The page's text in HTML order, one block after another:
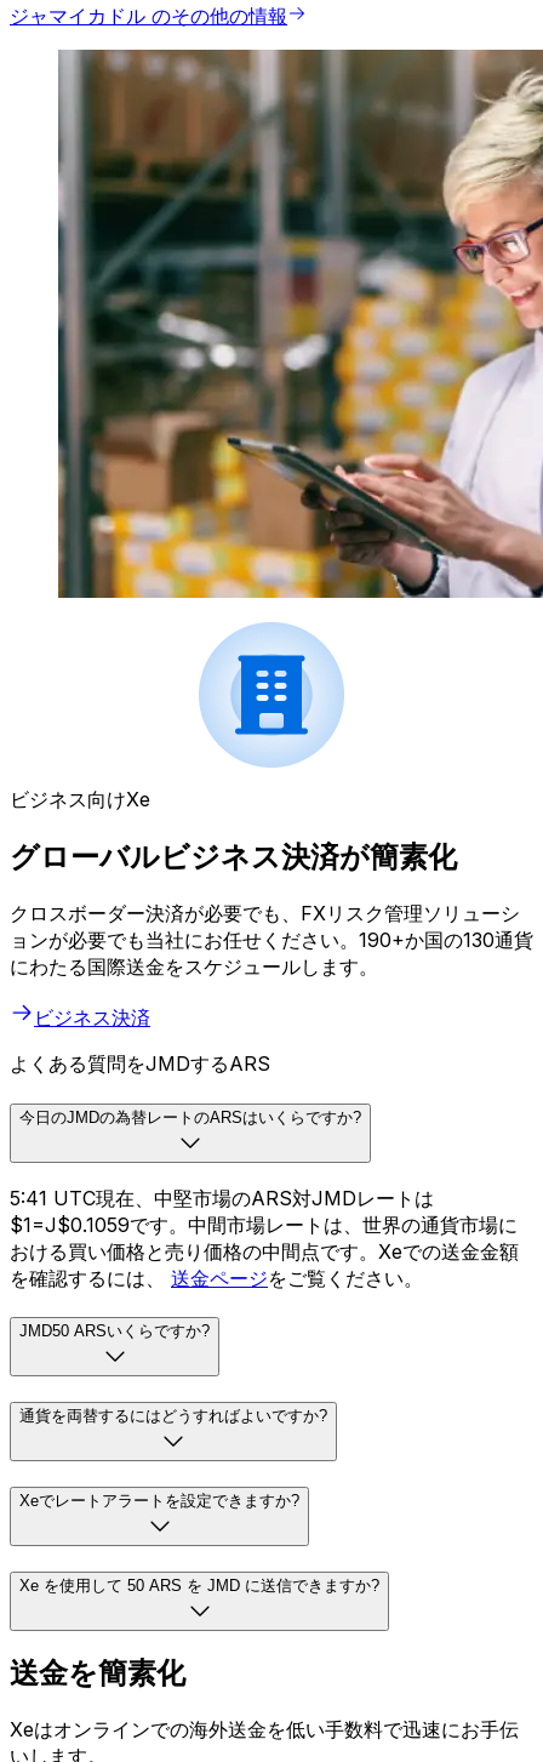
ジャマイカドル のその他の情報
ビジネス向けXe
グローバルビジネス決済が簡素化
クロスボーダー決済が必要でも、FXリスク管理ソリューシ
ョンが必要でも当社にお任せください。190+か国の130通貨
にわたる国際送金をスケジュールします。
ビジネス決済
よくある質問をJMDするARS
今日のJMDの為替レートのARSはいくらですか?
5:41 UTC現在、中堅市場のARS対JMDレートは
$1=J$0.1059です。中間市場レートは、世界の通貨市場に
おける買い価格と売り価格の中間点です。Xeでの送金金額
を確認するには、 送金ページをご覧ください。
JMD50 ARSいくらですか?
通貨を両替するにはどうすればよいですか?
Xeでレートアラートを設定できますか?
Xe を使用して 50 ARS を JMD に送信できますか?
送金を簡素化
Xeはオンラインでの海外送金を低い手数料で迅速にお手伝
いします。